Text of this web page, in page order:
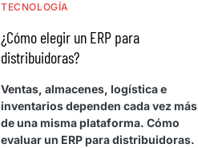
TECNOLOGÍA
¿Cómo elegir un ERP para
distribuidoras?
Ventas, almacenes, logística e
inventarios dependen cada vez más
de una misma plataforma. Cómo
evaluar un ERP para distribuidoras.